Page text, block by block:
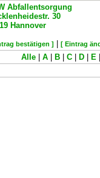
Abfallentsorgung
30
Hannover
bestätigen ] [ Eintrag
Alle A B C D E